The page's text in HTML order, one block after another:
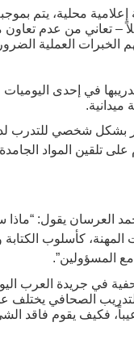
محلية، يتم
– تعاني من عدم
الخبرات العملية
في إحدى
ميدانية.
أسامة خريشة، كان يبادر
تلقين المواد
العرسان يقول:
كأسلوب الكتابة
المسؤولين”.
في جريدة العرب
الصحافي يختلف
فكيف يقوم فاقد